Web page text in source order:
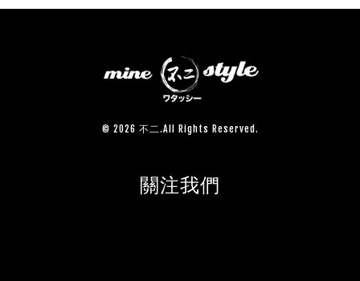
© 2026 不二.All Rights Reserved.
關注我們